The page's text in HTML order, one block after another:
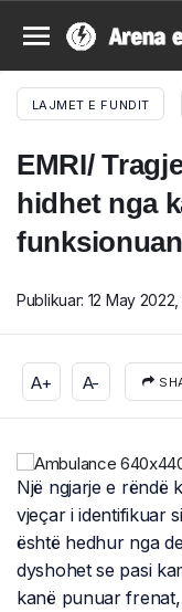
LAJMET E FUNDIT
EMRI/
hidhet nga
Publikuar: 12 May 2022,
A+ A-
Një ngjarje e rëndë
vjeçar i identifikuar
është hedhur nga
dyshohet se pasi
kanë punuar